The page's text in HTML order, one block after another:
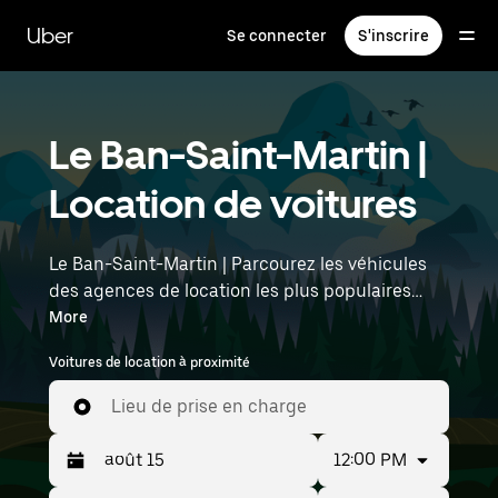
contenu
principal
Uber Se connecter S'inscrire
Le Ban-Saint-Martin |
Location de voitures
Le Ban-Saint-Martin | Parcourez les véhicules
des agences de location les plus populaires
avec Uber Rent. Des voitures électriques aux
berlines de luxe en passant par les SUV, vous
trouverez des véhicules adaptés aux voyageurs
en solo et aux groupes comptant jusqu'à
sept personnes. Saisissez l'heure et
l'emplacement (par exemple : Strasbourg
Airport) pour trouver des voitures de location à
More
Voitures de location à proximité
Lieu de prise en charge
12:00 PM